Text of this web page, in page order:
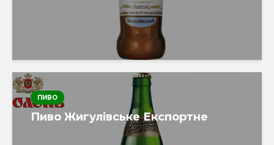
ПИВО
Пиво Жигулівське Експортне